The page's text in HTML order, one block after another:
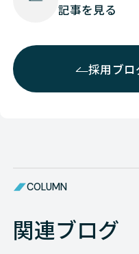
記事を見る
採用ブロ
COLUMN
関連ブログ